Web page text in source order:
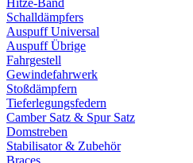
Hitze-Band
Schalldämpfers
Auspuff Universal
Auspuff Übrige
Fahrgestell
Gewindefahrwerk
Stoßdämpfern
Tieferlegungsfedern
Camber Satz & Spur Satz
Domstreben
Stabilisator & Zubehör
Braces